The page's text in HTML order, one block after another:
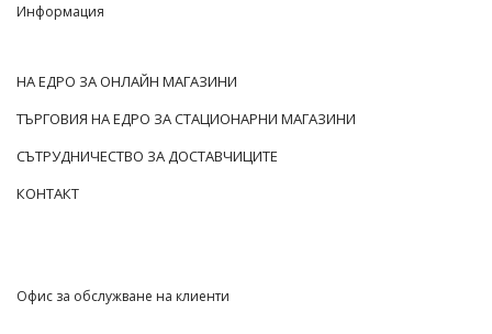
Информация
НА ЕДРО ЗА ОНЛАЙН МАГАЗИНИ
ТЪРГОВИЯ НА ЕДРО ЗА СТАЦИОНАРНИ МАГАЗИНИ
СЪТРУДНИЧЕСТВО ЗА ДОСТАВЧИЦИТЕ
КОНТАКТ
Офис за обслужване на клиенти